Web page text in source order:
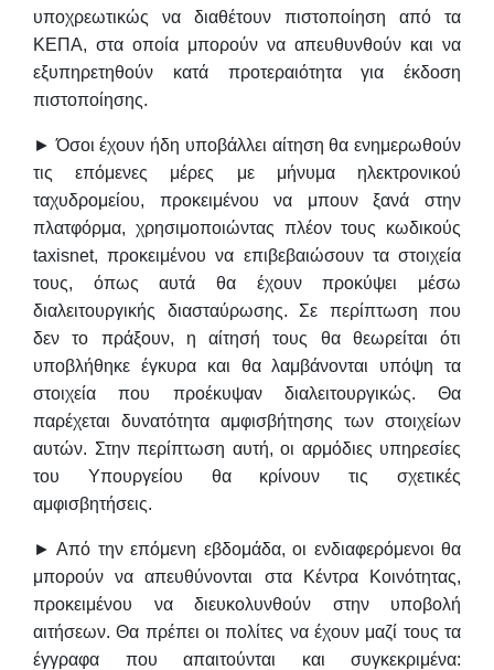
υποχρεωτικώς να διαθέτουν πιστοποίηση από τα
ΚΕΠΑ, στα οποία μπορούν να απευθυνθούν και να
εξυπηρετηθούν κατά προτεραιότητα για έκδοση
πιστοποίησης.
► Όσοι έχουν ήδη υποβάλλει αίτηση θα ενημερωθούν
τις επόμενες μέρες με μήνυμα ηλεκτρονικού
ταχυδρομείου, προκειμένου να μπουν ξανά στην
πλατφόρμα, χρησιμοποιώντας πλέον τους κωδικούς
taxisnet, προκειμένου να επιβεβαιώσουν τα στοιχεία
τους, όπως αυτά θα έχουν προκύψει μέσω
διαλειτουργικής διασταύρωσης. Σε περίπτωση που
δεν το πράξουν, η αίτησή τους θα θεωρείται ότι
υποβλήθηκε έγκυρα και θα λαμβάνονται υπόψη τα
στοιχεία που προέκυψαν διαλειτουργικώς. Θα
παρέχεται δυνατότητα αμφισβήτησης των στοιχείων
αυτών. Στην περίπτωση αυτή, οι αρμόδιες υπηρεσίες
του Υπουργείου θα κρίνουν τις σχετικές
αμφισβητήσεις.
► Από την επόμενη εβδομάδα, οι ενδιαφερόμενοι θα
μπορούν να απευθύνονται στα Κέντρα Κοινότητας,
προκειμένου να διευκολυνθούν στην υποβολή
αιτήσεων. Θα πρέπει οι πολίτες να έχουν μαζί τους τα
έγγραφα που απαιτούνται και συγκεκριμένα: